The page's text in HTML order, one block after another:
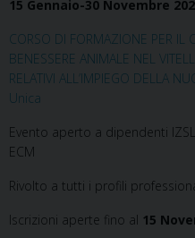
15 Gennaio-30 Novembre
CORSO DI FORMAZIONE PER IL
BENESSERE ANIMALE NEL
RELATIVI ALL’IMPIEGO DELLA
Unica
Evento aperto a dipendenti
ECM
Rivolto a tutti i profili
Iscrizioni aperte fino al 15